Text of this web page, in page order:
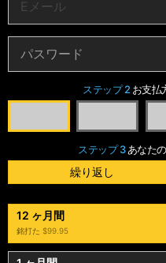
ステップ 2 お支払
ステップ 3あなた
繰り返し
12 ヶ月間
銘打た $99.95